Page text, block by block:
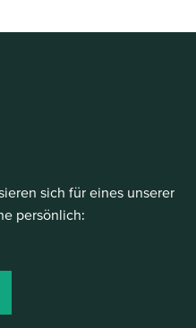
sich für eines unserer
persönlich: